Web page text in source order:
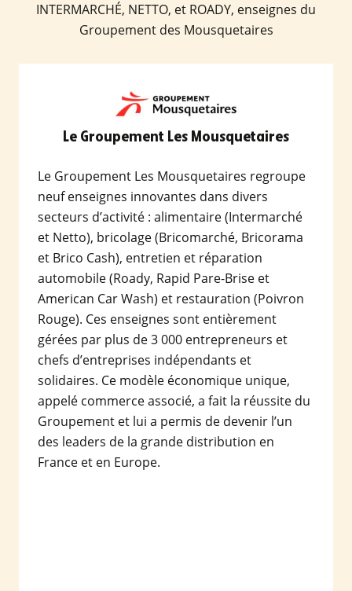
INTERMARCHÉ, NETTO, et ROADY, enseignes du
Groupement des Mousquetaires
Le Groupement Les Mousquetaires
Le Groupement Les Mousquetaires regroupe
neuf enseignes innovantes dans divers
secteurs d’activité : alimentaire (Intermarché
et Netto), bricolage (Bricomarché, Bricorama
et Brico Cash), entretien et réparation
automobile (Roady, Rapid Pare-Brise et
American Car Wash) et restauration (Poivron
Rouge). Ces enseignes sont entièrement
gérées par plus de 3 000 entrepreneurs et
chefs d’entreprises indépendants et
solidaires. Ce modèle économique unique,
appelé commerce associé, a fait la réussite du
Groupement et lui a permis de devenir l’un
des leaders de la grande distribution en
France et en Europe.